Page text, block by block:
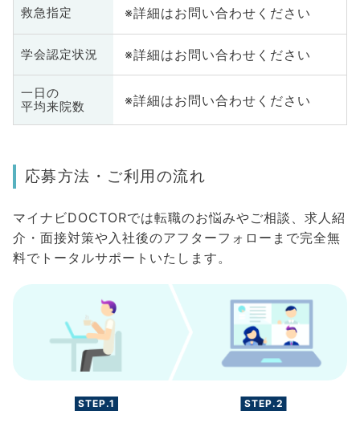
救急指定 ※詳細はお問い合わせください
学会認定状況 ※詳細はお問い合わせください
一日の
平均来院数
※詳細はお問い合わせください
応募方法・ご利用の流れ
マイナビDOCTORでは転職のお悩みやご相談、求人紹
介・面接対策や入社後のアフターフォローまで完全無
料でトータルサポートいたします。
STEP.1 STEP.2